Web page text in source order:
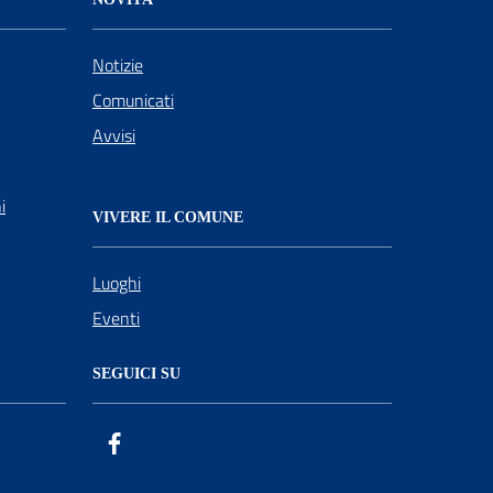
Notizie
Comunicati
Avvisi
VIVERE IL COMUNE
Luoghi
Eventi
SEGUICI SU